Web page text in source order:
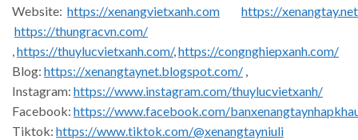
Website: https://xenangvietxanh.com
https://xenangtay.net
https://thungracvn.com/
https://thuylucvietxanh.com/, https://congnghiepxanh.com/
Blog: https://xenangtaynet.blogspot.com/
Instagram: https://www.instagram.com/thuylucvietxanh/
Facebook: https://www.facebook.com/
Tiktok: https://www.tiktok.com/@xenangtayniuli